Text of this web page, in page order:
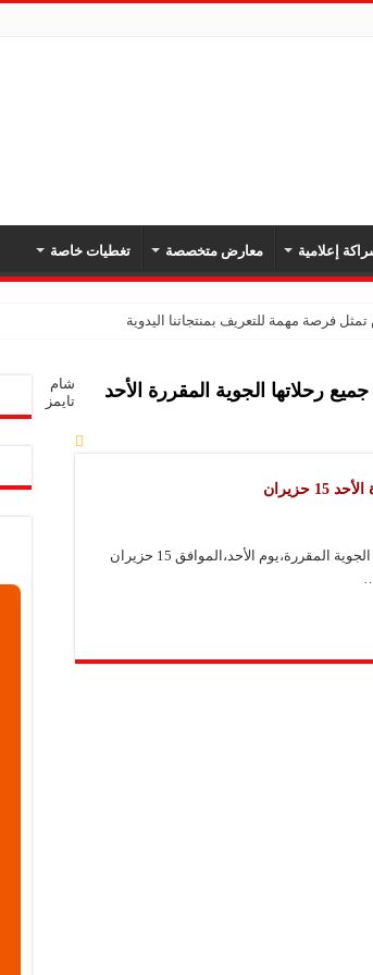
إعلامية معارض متخصصة تغطيات خاصة
فرصة مهمة للتعريف بمنتجاتنا اليدوية
بالمنتجات المحلية ودعم المشاريع الصغيرة
فرصة للقاء أصحاب الاختصاص وصناع القرار
بالمعرض لدعم مرحلة إعادة الإعمار في سوريا
رحلاتها الجوية المقررة الأحد
شام تايمز- متابعة أعلنت الخطوط الجوية السورية إيقاف جميع رحلاتها الجوية المقررة،يوم الأحد،الموافق 15 حزيران
شام
تايمز